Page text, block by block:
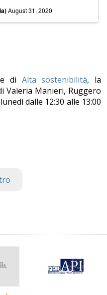
August 31, 2020
di Alta sostenibilità, la
Valeria Manieri, Ruggero
dalle 12:30 alle 13:00